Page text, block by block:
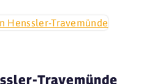
Travemünde